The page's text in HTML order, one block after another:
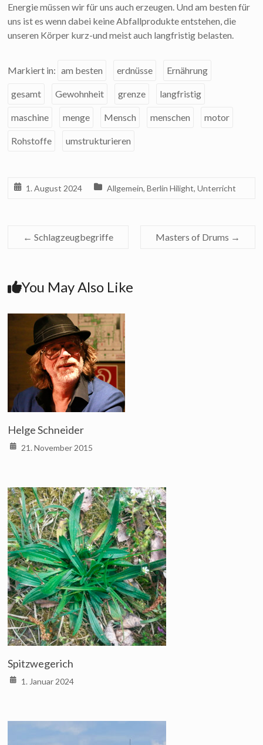
Energie müssen wir für uns auch erzeugen. Und am besten für
uns ist es wenn dabei keine Abfallprodukte entstehen, die
unseren Körper kurz-und meist auch langfristig belasten.
Markiert in: am besten erdnüsse Ernährung
gesamt Gewohnheit grenze langfristig
maschine menge Mensch menschen motor
Rohstoffe umstrukturieren
1. August 2024 Allgemein,Berlin Hilight,Unterricht
← Schlagzeugbegriffe Masters of Drums →
You May Also Like
Helge Schneider
21. November 2015
Spitzwegerich
1. Januar 2024